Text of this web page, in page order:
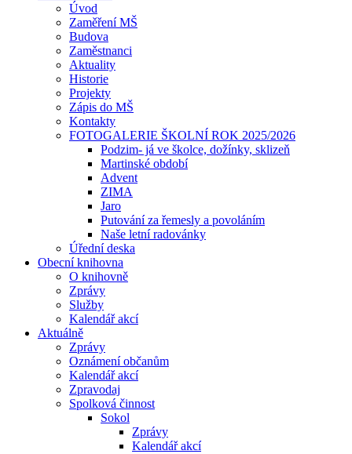
Úvod
Zaměření MŠ
Budova
Zaměstnanci
Aktuality
Historie
Projekty
Zápis do MŠ
Kontakty
FOTOGALERIE ŠKOLNÍ ROK 2025/2026
Podzim- já ve školce, dožínky, sklizeň
Martinské období
Advent
ZIMA
Jaro
Putování za řemesly a povoláním
Naše letní radovánky
Úřední deska
Obecní knihovna
O knihovně
Zprávy
Služby
Kalendář akcí
Aktuálně
Zprávy
Oznámení občanům
Kalendář akcí
Zpravodaj
Spolková činnost
Sokol
Zprávy
Kalendář akcí